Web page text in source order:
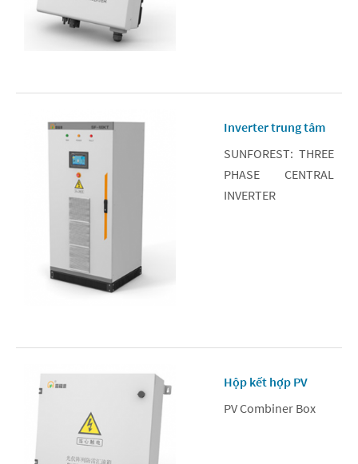
Inverter trung tâm
SUNFOREST: THREE
PHASE CENTRAL
INVERTER
Hộp kết hợp PV
PV Combiner Box